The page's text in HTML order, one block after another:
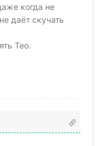
когда не
даёт скучать
Тео.